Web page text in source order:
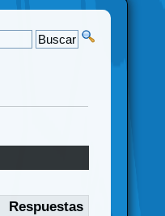
Respuestas